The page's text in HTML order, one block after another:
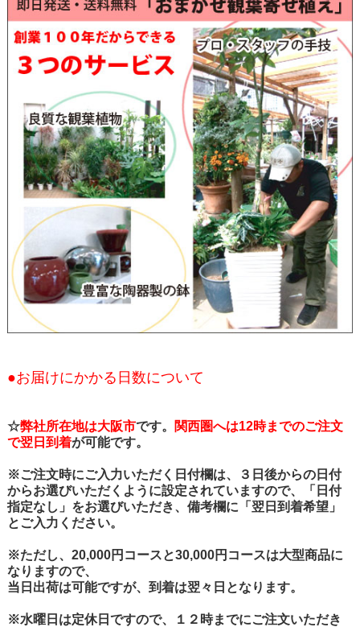
●お届けにかかる日数について
☆弊社所在地は大阪市です。
関西圏へは12時までのご注文
で翌日到着が可能です。
※ご注文時にご入力いただく日付欄は、３日後からの日付
からお選びいただくように設定されていますので、「日付
指定なし」をお選びいただき、備考欄に「翌日到着希望」
とご入力ください。
※ただし、20,000円コースと30,000円コースは大型商品に
なりますので、
当日出荷は可能ですが、到着は翌々日となります。
※水曜日は定休日ですので、１２時までにご注文いただき